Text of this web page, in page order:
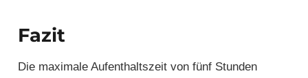
Fazit
Die maximale Aufenthaltszeit von fünf Stunden